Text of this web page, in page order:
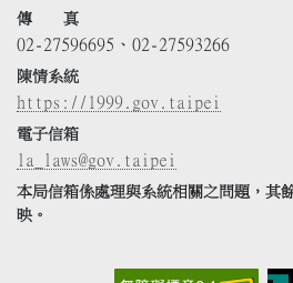
傳 真
02-27596695、02-27593266
陳情系統
https://1999.gov.taipei
電子信箱
la_laws@gov.taipei
本局信箱係處理與系統相關之問題，其
映。